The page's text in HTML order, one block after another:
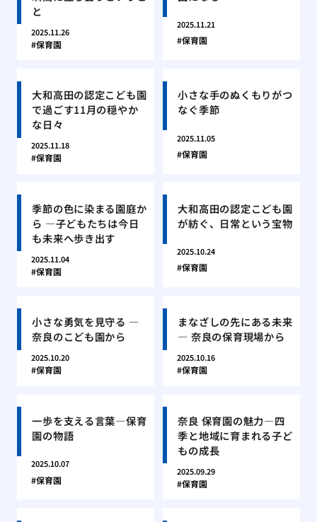
と
2025.11.26
保育園
2025.11.21
保育園
大和高田の認定こども園
で過ごす11月の穏やか
な日々
2025.11.18
保育園
小さな手のぬくもりがつ
なぐ季節
2025.11.05
保育園
季節の色に染まる園庭か
ら ―子どもたちは今日
も未来へ歩き出す
2025.11.04
保育園
大和高田の認定こども園
が紡ぐ、日常という宝物
2025.10.24
保育園
小さな勇気を見守る ―
奈良のこども園から
2025.10.20
保育園
まなざしの先にある未来
― 奈良の保育現場から
2025.10.16
保育園
一歩を支える言葉―保育
園の物語
2025.10.07
保育園
奈良 保育園の魅力―四
季と地域に育まれる子ど
もの成長
2025.09.29
保育園